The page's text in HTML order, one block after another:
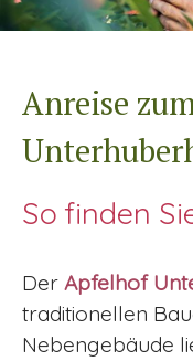
Anreise
So finden
Der Apfelhof
traditionellen
Nebengebäude